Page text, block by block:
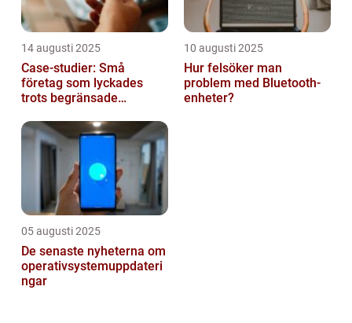
14 augusti 2025
Case-studier: Små
företag som lyckades
trots begränsade
10 augusti 2025
Hur felsöker man
problem med Bluetooth-
enheter?
05 augusti 2025
De senaste nyheterna om
operativsystemuppdateri
ngar